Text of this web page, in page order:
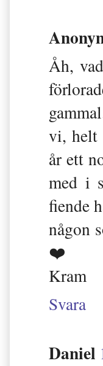
Åh,
vi, helt
år ett
med i
fiende
någon
❤️
Kram
Svara
Daniel